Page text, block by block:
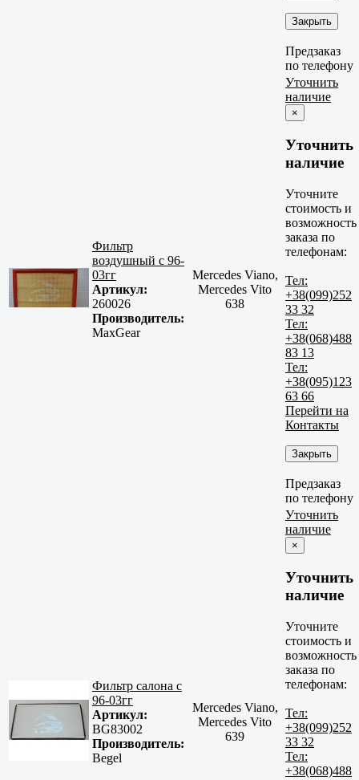
Закрыть
Предзаказ
по телефону
Фильтр
воздушный с 96-
03гг
Артикул:
260026
Производитель:
MaxGear
Mercedes Viano,
Mercedes Vito
638
Уточнить
наличие
×
Уточнить
наличие
Уточните
стоимость и
возможность
заказа по
телефонам:
Тел:
+38(099)252
33 32
Тел:
+38(068)488
83 13
Тел:
+38(095)123
63 66
Перейти на
Контакты
Закрыть
Предзаказ
по телефону
Фильтр салона с
96-03гг
Артикул:
BG83002
Производитель:
Begel
Mercedes Viano,
Mercedes Vito
639
Уточнить
наличие
×
Уточнить
наличие
Уточните
стоимость и
возможность
заказа по
телефонам:
Тел:
+38(099)252
33 32
Тел:
+38(068)488